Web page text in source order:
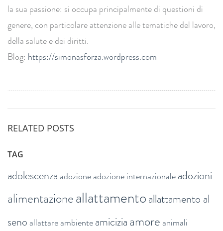
la sua passione: si occupa principalmente di questioni di
genere, con particolare attenzione alle tematiche del lavoro,
della salute e dei diritti.
Blog: https://simonasforza.wordpress.com
RELATED POSTS
TAG
adolescenza adozioneadozione internazionaleadozioni
alimentazioneallattamentoallattamento al
seno allattareambienteamiciziaamore animali